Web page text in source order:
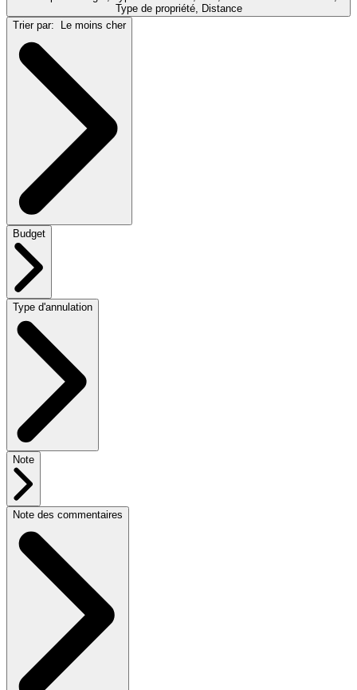
Type de propriété, Distance
Trier par:
Le moins cher
Budget
Type d'annulation
Note
Note des commentaires